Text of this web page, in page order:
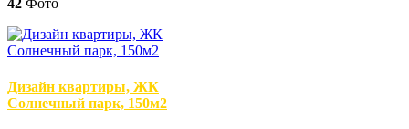
42 Фото
Дизайн квартиры, ЖК
Солнечный парк, 150м2